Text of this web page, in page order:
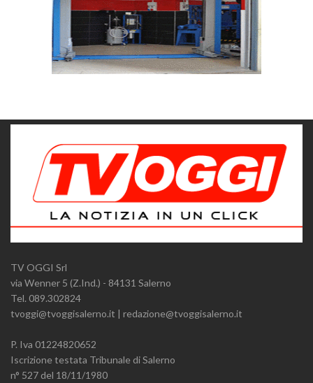
TV OGGI Srl
via Wenner 5 (Z.Ind.) - 84131 Salerno
Tel. 089.302824
tvoggi@tvoggisalerno.it | redazione@tvoggisalerno.it
P. Iva 01224820652
Iscrizione testata Tribunale di Salerno
n° 527 del 18/11/1980